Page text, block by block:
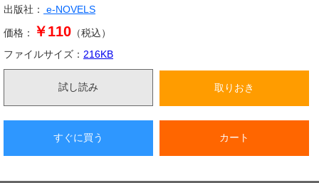
出版社：
e-NOVELS
価格： ￥110 （税込）
ファイルサイズ： 216KB
試し読み 取りおき
すぐに買う カート